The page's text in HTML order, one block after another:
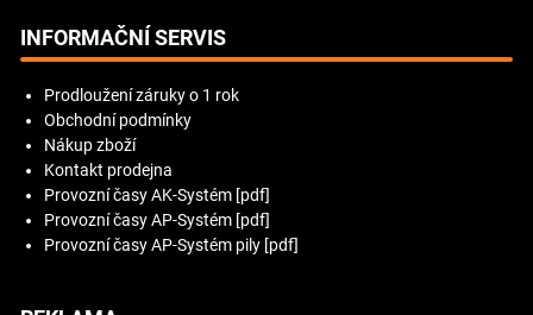
INFORMAČNÍ SERVIS
Prodloužení záruky o 1 rok
Obchodní podmínky
Nákup zboží
Kontakt prodejna
Provozní časy AK-Systém [pdf]
Provozní časy AP-Systém [pdf]
Provozní časy AP-Systém pily [pdf]